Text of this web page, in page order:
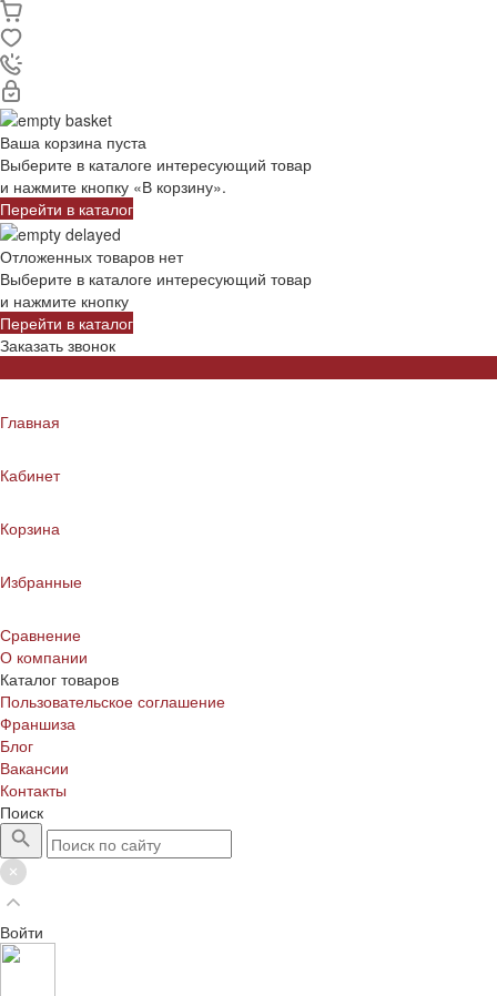
Ваша корзина пуста
Выберите в каталоге интересующий товар
и нажмите кнопку «В корзину».
Перейти в каталог
Отложенных товаров нет
Выберите в каталоге интересующий товар
и нажмите кнопку
Перейти в каталог
Заказать звонок
Главная
Кабинет
Корзина
Избранные
Сравнение
О компании
Каталог товаров
Пользовательское соглашение
Франшиза
Блог
Вакансии
Контакты
Поиск
Войти